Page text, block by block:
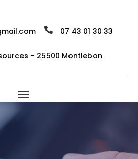
 07 43 01 30 33
– 25500 Montlebon